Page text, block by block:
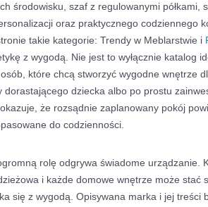
środowisku, szaf z regulowanymi półkami,
oraz praktycznego codziennego
takie kategorie: Trendy w Meblarstwie i
z wygodą. Nie jest to wyłącznie katalog
które chcą stworzyć wygodne wnętrze
dorastającego dziecka albo po prostu
że rozsądnie zaplanowany pokój
do codzienności.
rolę odgrywa świadome urządzanie.
i każde domowe wnętrze może stać
się z wygodą. Opisywana marka i jej treści